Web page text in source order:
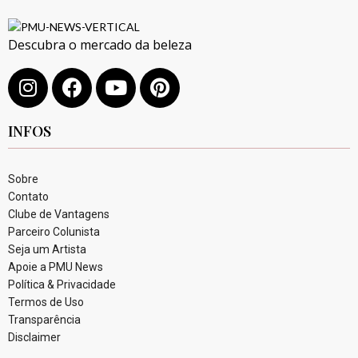
Descubra o mercado da beleza
INFOS
Sobre
Contato
Clube de Vantagens
Parceiro Colunista
Seja um Artista
Apoie a PMU News
Política & Privacidade
Termos de Uso
Transparência
Disclaimer